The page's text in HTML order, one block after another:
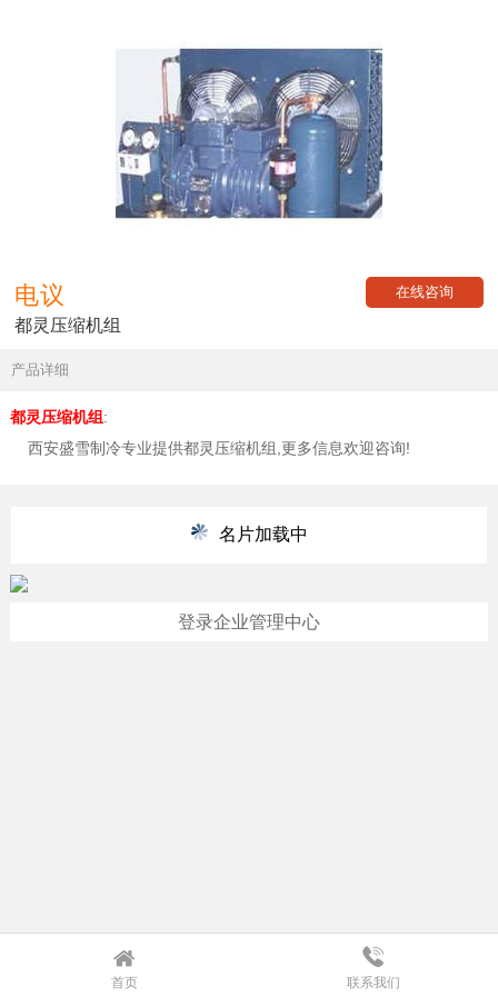
电议 在线咨询
都灵压缩机组
产品详细
都灵压缩机组 :
西安盛雪制冷专业提供都灵压缩机组,更多信息欢迎咨询!
名片加载中
登录企业管理中心
首页 联系我们